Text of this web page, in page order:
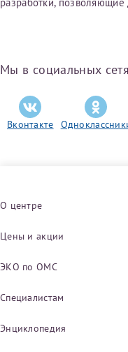
Мы в социальных
Вконтакте
О центре
Цены и акции
ЭКО по ОМС
Специалистам
Энциклопедия